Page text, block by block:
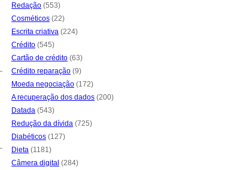
Redação (553)
Cosméticos (22)
Escrita criativa (224)
Crédito (545)
Cartão de crédito (63)
Crédito reparação (9)
Moeda negociação (172)
A recuperação dos dados (200)
Datada (543)
Redução da dívida (725)
Diabéticos (127)
Dieta (1181)
Câmera digital (284)